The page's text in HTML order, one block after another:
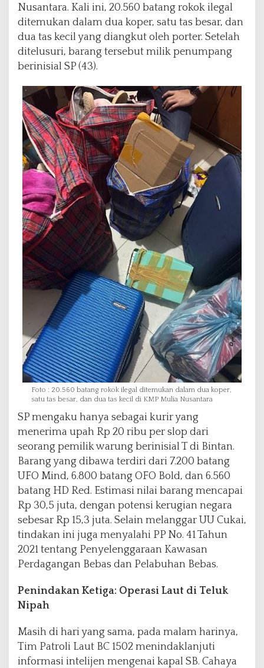
Nusantara. Kali ini, 20.560 batang rokok ilegal
ditemukan dalam dua koper, satu tas besar, dan
dua tas kecil yang diangkut oleh porter. Setelah
ditelusuri, barang tersebut milik penumpang
berinisial SP (43).
Foto : 20.560 batang rokok ilegal ditemukan dalam dua koper,
satu tas besar, dan dua tas kecil di KMP Mulia Nusantara
SP mengaku hanya sebagai kurir yang
menerima upah Rp 20 ribu per slop dari
seorang pemilik warung berinisial T di Bintan.
Barang yang dibawa terdiri dari 7.200 batang
UFO Mind, 6.800 batang OFO Bold, dan 6.560
batang HD Red. Estimasi nilai barang mencapai
Rp 30,5 juta, dengan potensi kerugian negara
sebesar Rp 15,3 juta. Selain melanggar UU Cukai,
tindakan ini juga menyalahi PP No. 41 Tahun
2021 tentang Penyelenggaraan Kawasan
Perdagangan Bebas dan Pelabuhan Bebas.
Penindakan Ketiga: Operasi Laut di Teluk
Nipah
Masih di hari yang sama, pada malam harinya,
Tim Patroli Laut BC 1502 menindaklanjuti
informasi intelijen mengenai kapal SB. Cahaya